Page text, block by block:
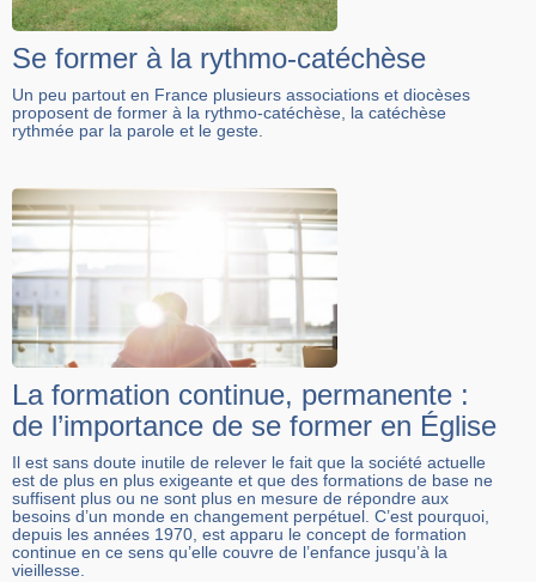
Se former à la rythmo-catéchèse
Un peu partout en France plusieurs associations et diocèses
proposent de former à la rythmo-catéchèse, la catéchèse
rythmée par la parole et le geste.
La formation continue, permanente :
de l’importance de se former en Église
Il est sans doute inutile de relever le fait que la société actuelle
est de plus en plus exigeante et que des formations de base ne
suffisent plus ou ne sont plus en mesure de répondre aux
besoins d’un monde en changement perpétuel. C’est pourquoi,
depuis les années 1970, est apparu le concept de formation
continue en ce sens qu’elle couvre de l’enfance jusqu’à la
vieillesse.